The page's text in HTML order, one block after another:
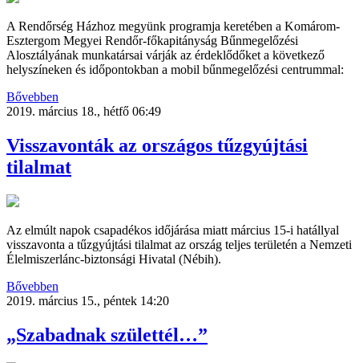
A Rendőrség Házhoz megyünk programja keretében a Komárom-
Esztergom Megyei Rendőr-főkapitányság Bűnmegelőzési
Alosztályának munkatársai várják az érdeklődőket a következő
helyszíneken és időpontokban a mobil bűnmegelőzési centrummal:
Bővebben
2019. március 18., hétfő 06:49
Visszavonták az országos tűzgyújtási
tilalmat
Az elmúlt napok csapadékos időjárása miatt március 15-i hatállyal
visszavonta a tűzgyújtási tilalmat az ország teljes területén a Nemzeti
Élelmiszerlánc-biztonsági Hivatal (Nébih).
Bővebben
2019. március 15., péntek 14:20
„Szabadnak születtél…”